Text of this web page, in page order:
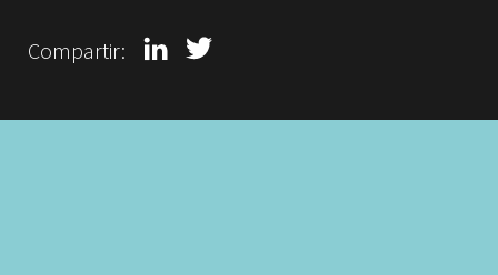
Compartir: